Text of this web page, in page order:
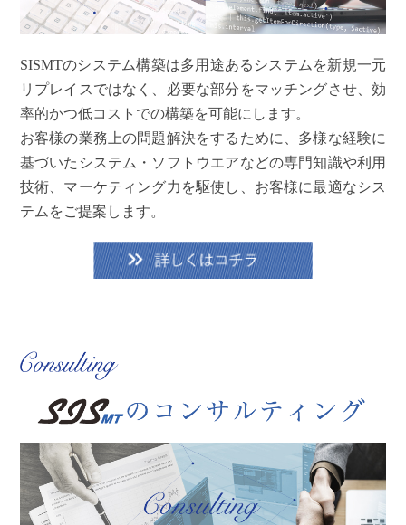
SISMTのシステム構築は多用途あるシステムを新規一元
リプレイスではなく、必要な部分をマッチングさせ、効
率的かつ低コストでの構築を可能にします。
お客様の業務上の問題解決をするために、多様な経験に
基づいたシステム・ソフトウエアなどの専門知識や利用
技術、マーケティング力を駆使し、お客様に最適なシス
テムをご提案します。